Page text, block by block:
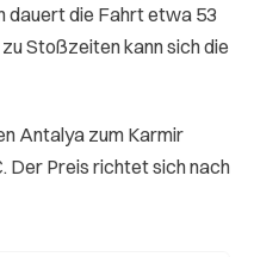
dauert die Fahrt etwa 53
Stoßzeiten kann sich die
Antalya zum Karmir
Der Preis richtet sich nach